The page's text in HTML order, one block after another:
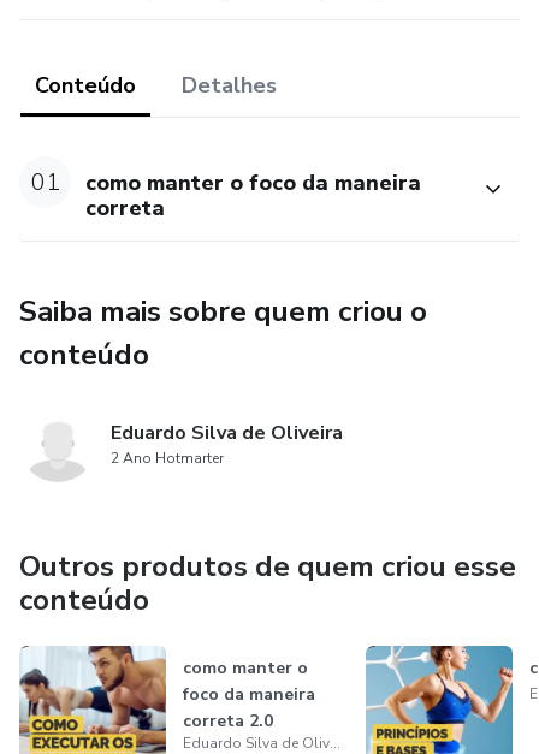
O tempo passa e a ansiedade e a dispersão ficam cada vez
Conteúdo Detalhes
01
como manter o foco da maneira
correta
Saiba mais sobre quem criou o
conteúdo
Eduardo Silva de Oliveira
2 Ano Hotmarter
Outros produtos de quem criou esse
conteúdo
como manter o
foco da maneira
correta 2.0
Eduardo Silva de Oliveira